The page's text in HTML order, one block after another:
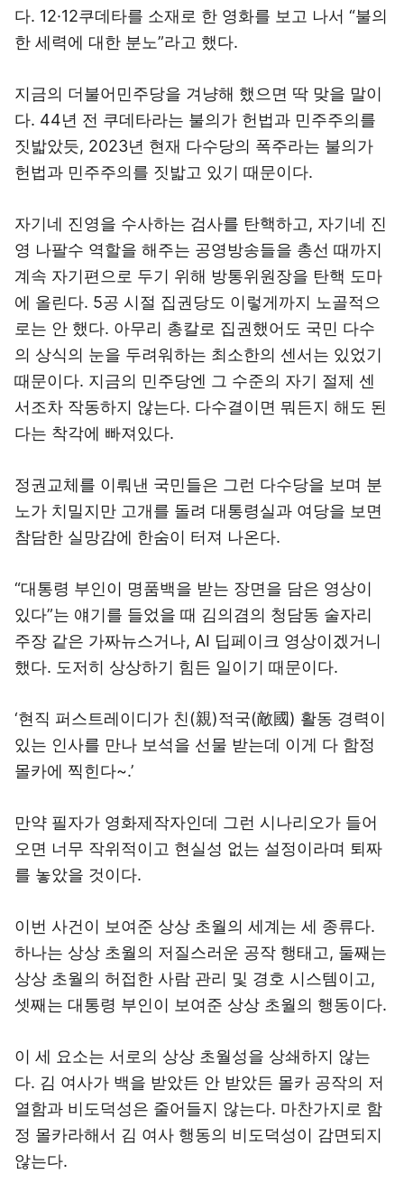
다. 12·12쿠데타를 소재로 한 영화를 보고 나서 “불의
한 세력에 대한 분노”라고 했다.
지금의 더불어민주당을 겨냥해 했으면 딱 맞을 말이
다. 44년 전 쿠데타라는 불의가 헌법과 민주주의를
짓밟았듯, 2023년 현재 다수당의 폭주라는 불의가
헌법과 민주주의를 짓밟고 있기 때문이다.
자기네 진영을 수사하는 검사를 탄핵하고, 자기네 진
영 나팔수 역할을 해주는 공영방송들을 총선 때까지
계속 자기편으로 두기 위해 방통위원장을 탄핵 도마
에 올린다. 5공 시절 집권당도 이렇게까지 노골적으
로는 안 했다. 아무리 총칼로 집권했어도 국민 다수
의 상식의 눈을 두려워하는 최소한의 센서는 있었기
때문이다. 지금의 민주당엔 그 수준의 자기 절제 센
서조차 작동하지 않는다. 다수결이면 뭐든지 해도 된
다는 착각에 빠져있다.
정권교체를 이뤄낸 국민들은 그런 다수당을 보며 분
노가 치밀지만 고개를 돌려 대통령실과 여당을 보면
참담한 실망감에 한숨이 터져 나온다.
“대통령 부인이 명품백을 받는 장면을 담은 영상이
있다”는 얘기를 들었을 때 김의겸의 청담동 술자리
주장 같은 가짜뉴스거나, AI 딥페이크 영상이겠거니
했다. 도저히 상상하기 힘든 일이기 때문이다.
‘현직 퍼스트레이디가 친(親)적국(敵國) 활동 경력이
있는 인사를 만나 보석을 선물 받는데 이게 다 함정
몰카에 찍힌다~.’
만약 필자가 영화제작자인데 그런 시나리오가 들어
오면 너무 작위적이고 현실성 없는 설정이라며 퇴짜
를 놓았을 것이다.
이번 사건이 보여준 상상 초월의 세계는 세 종류다.
하나는 상상 초월의 저질스러운 공작 행태고, 둘째는
상상 초월의 허접한 사람 관리 및 경호 시스템이고,
셋째는 대통령 부인이 보여준 상상 초월의 행동이다.
이 세 요소는 서로의 상상 초월성을 상쇄하지 않는
다. 김 여사가 백을 받았든 안 받았든 몰카 공작의 저
열함과 비도덕성은 줄어들지 않는다. 마찬가지로 함
정 몰카라해서 김 여사 행동의 비도덕성이 감면되지
않는다.